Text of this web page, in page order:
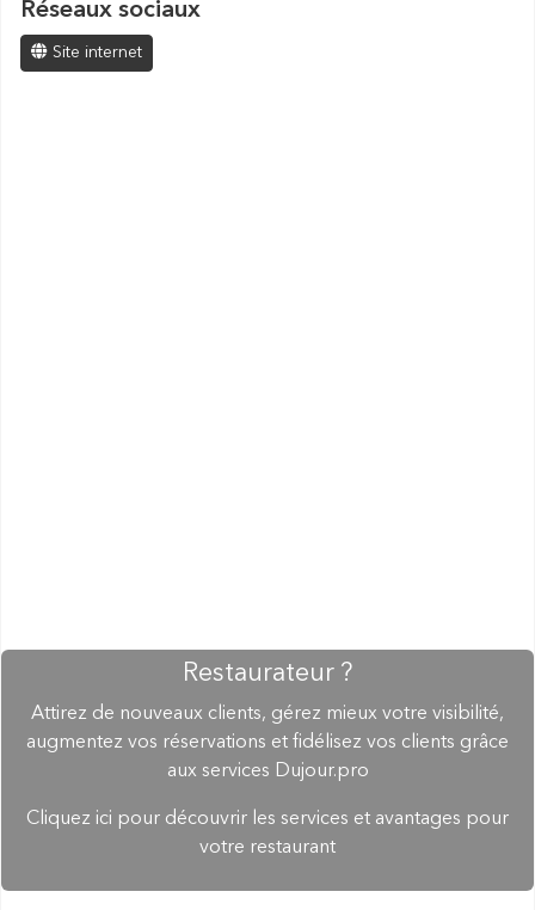
Réseaux sociaux
Site internet
Restaurateur ?
Attirez de nouveaux clients, gérez mieux votre visibilité,
augmentez vos réservations et fidélisez vos clients grâce
aux services Dujour.pro
Cliquez ici pour découvrir les services et avantages pour
votre restaurant